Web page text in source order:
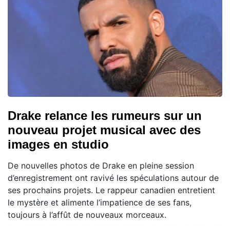
Drake relance les rumeurs sur un
nouveau projet musical avec des
images en studio
De nouvelles photos de Drake en pleine session
d’enregistrement ont ravivé les spéculations autour de
ses prochains projets. Le rappeur canadien entretient
le mystère et alimente l’impatience de ses fans,
toujours à l’affût de nouveaux morceaux.